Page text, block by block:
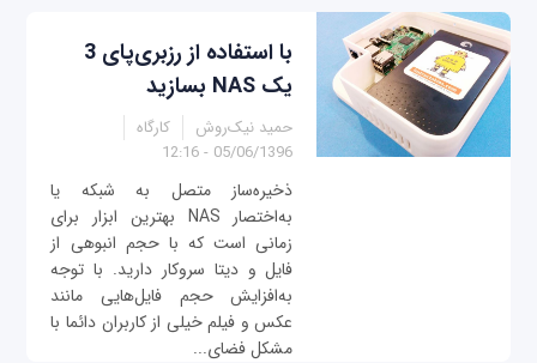
با استفاده از رزبری‌پای 3
یک NAS بسازید
حمید نیک‌روش
کارگاه
05/06/1396 - 12:16
ذخیره‌ساز متصل به شبکه یا
به‌اختصار NAS بهترین ابزار برای
زمانی است که با حجم انبوهی از
فایل و دیتا سروکار دارید. با توجه
به‌افزایش حجم فایل‌هایی مانند
عکس و فیلم خیلی از کاربران دائما با
مشکل فضای...